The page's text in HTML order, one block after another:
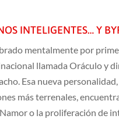
INTELIGENTES… Y
mentalmente por
llamada Oráculo y
Esa nueva
más terrenales,
o la proliferación de